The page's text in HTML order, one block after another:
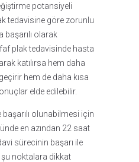
potansiyeli
tedavisine göre zorunlu
başarılı olarak
plak tedavisinde hasta
katılırsa hem daha
hem de daha kısa
elde edilebilir.
olunabilmesi için
en azından 22 saat
sürecinin başarı ile
noktalara dikkat